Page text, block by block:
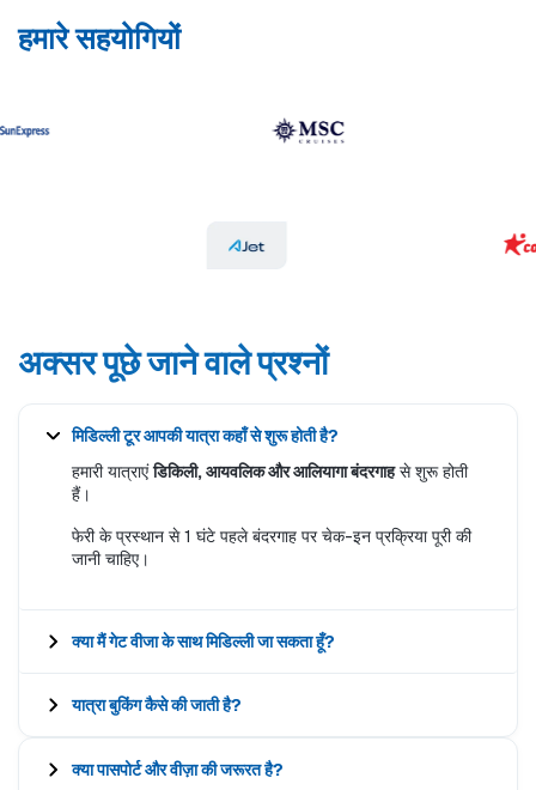
हमारे सहयोगियों
अक्सर पूछे जाने वाले प्रश्नों
मिडिल्ली टूर आपकी यात्रा कहाँ से शुरू होती है?
हमारी यात्राएंडिकिली, आयवलिक और आलियागा बंदरगाहसे शुरू होती
हैं।
फेरी के प्रस्थान से 1 घंटे पहले बंदरगाह पर चेक-इन प्रक्रिया पूरी की
जानी चाहिए।
क्या मैं गेट वीजा के साथ मिडिल्ली जा सकता हूँ?
यात्रा बुकिंग कैसे की जाती है?
क्या पासपोर्ट और वीज़ा की जरूरत है?